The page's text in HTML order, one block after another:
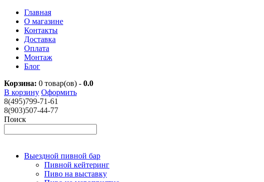
Главная
О магазине
Контакты
Доставка
Оплата
Монтаж
Блог
Корзина: 0 товар(ов) - 0.0
В корзину Оформить
8(495)799-71-61
8(903)507-44-77
Поиск
Выездной пивной бар
Пивной кейтеринг
Пиво на выставку